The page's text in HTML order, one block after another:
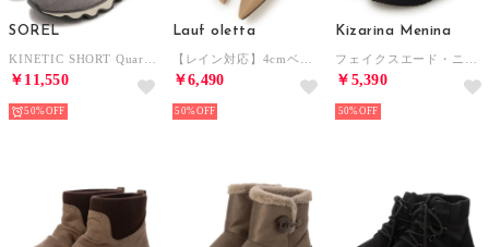
SOREL
￥11,550
50%
Lauf oletta
￥6,490
50%
Kizarina Menina
￥5,390
50%